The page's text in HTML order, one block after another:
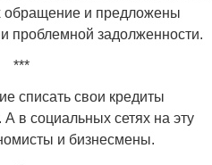
обращение и предложены
проблемной задолженности.
***
списать свои кредиты
в социальных сетях на эту
и бизнесмены.